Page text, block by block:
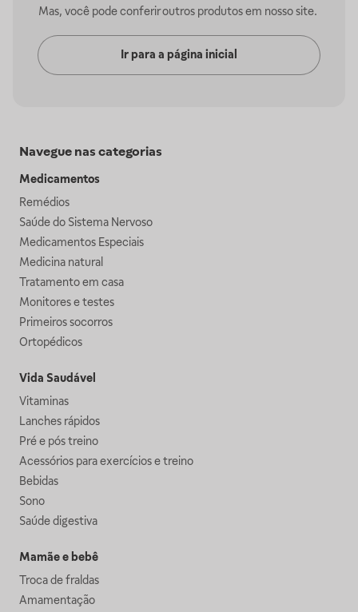
Mas, você pode conferir outros produtos em nosso site.
Ir para a página inicial
Navegue nas categorias
Medicamentos
Remédios
Saúde do Sistema Nervoso
Medicamentos Especiais
Medicina natural
Tratamento em casa
Monitores e testes
Primeiros socorros
Ortopédicos
Vida Saudável
Vitaminas
Lanches rápidos
Pré e pós treino
Acessórios para exercícios e treino
Bebidas
Sono
Saúde digestiva
Mamãe e bebê
Troca de fraldas
Amamentação